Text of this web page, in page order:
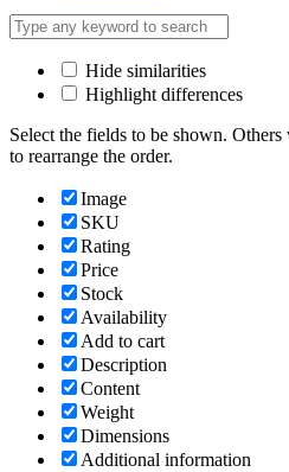
Hide similarities
Highlight differences
Select the fields to be shown.
to rearrange the order.
Image
SKU
Rating
Price
Stock
Availability
Add to cart
Description
Content
Weight
Dimensions
Additional information